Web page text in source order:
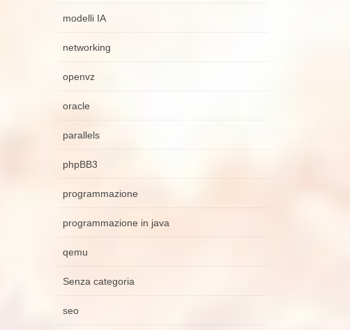
modelli IA
networking
openvz
oracle
parallels
phpBB3
programmazione
programmazione in java
qemu
Senza categoria
seo